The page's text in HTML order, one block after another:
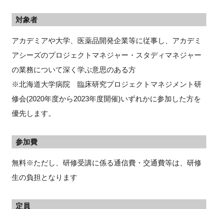
対象者
アカデミアや大学、医薬品開発企業等に従事し、アカデミ
アシーズのプロジェクトマネジャー・スタディマネジャー
の業務について深く学ぶ意思のある方
※北海道大学病院 臨床研究プロジェクトマネジメント研
修会(2020年度から2023年度開催)いずれかに参加した方を
優先します。
参加費
無料※ただし、研修受講に係る通信費・交通費等は、研修
生の負担となります
定員